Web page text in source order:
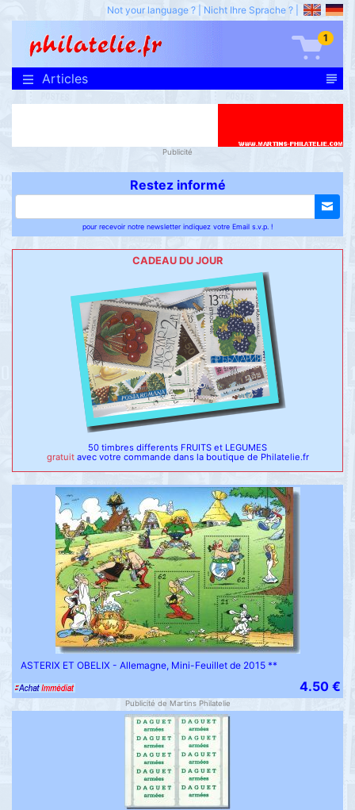
Not your language ? Nicht Ihre Sprache ?
1
Articles
Publicité
Restez informé
pour recevoir notre newsletter indiquez votre Email s.v.p. !
CADEAU DU JOUR
50 timbres differents FRUITS et LEGUMES
gratuit avec votre commande dans la boutique de Philatelie.fr
ASTERIX ET OBELIX - Allemagne, Mini-Feuillet de 2015 **
4.50 €
Publicité de Martins Philatelie